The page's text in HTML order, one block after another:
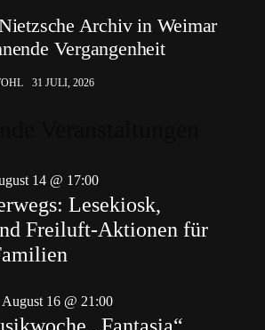
Archiv in Weimar
Vergangenheit
31 JULI, 2026
14 @ 17:00
Lesekiosk,
Freiluft-Aktionen für
August 16 @ 21:00